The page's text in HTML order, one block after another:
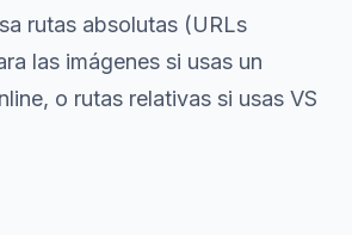
rutas absolutas (URLs
las imágenes si usas un
o rutas relativas si usas VS